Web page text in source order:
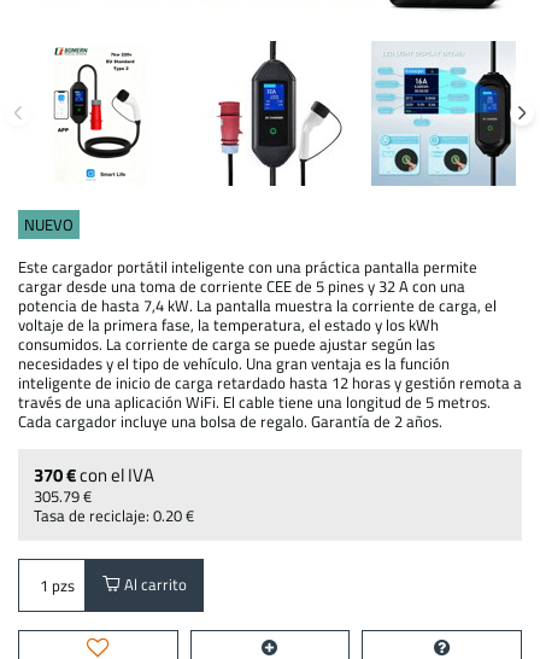
NUEVO
Este cargador portátil inteligente con una práctica pantalla permite
cargar desde una toma de corriente CEE de 5 pines y 32 A con una
potencia de hasta 7,4 kW. La pantalla muestra la corriente de carga, el
voltaje de la primera fase, la temperatura, el estado y los kWh
consumidos. La corriente de carga se puede ajustar según las
necesidades y el tipo de vehículo. Una gran ventaja es la función
inteligente de inicio de carga retardado hasta 12 horas y gestión remota a
través de una aplicación WiFi. El cable tiene una longitud de 5 metros.
Cada cargador incluye una bolsa de regalo. Garantía de 2 años.
370 €con el IVA
305.79 €
Tasa de reciclaje: 0.20 €
pzs Al carrito